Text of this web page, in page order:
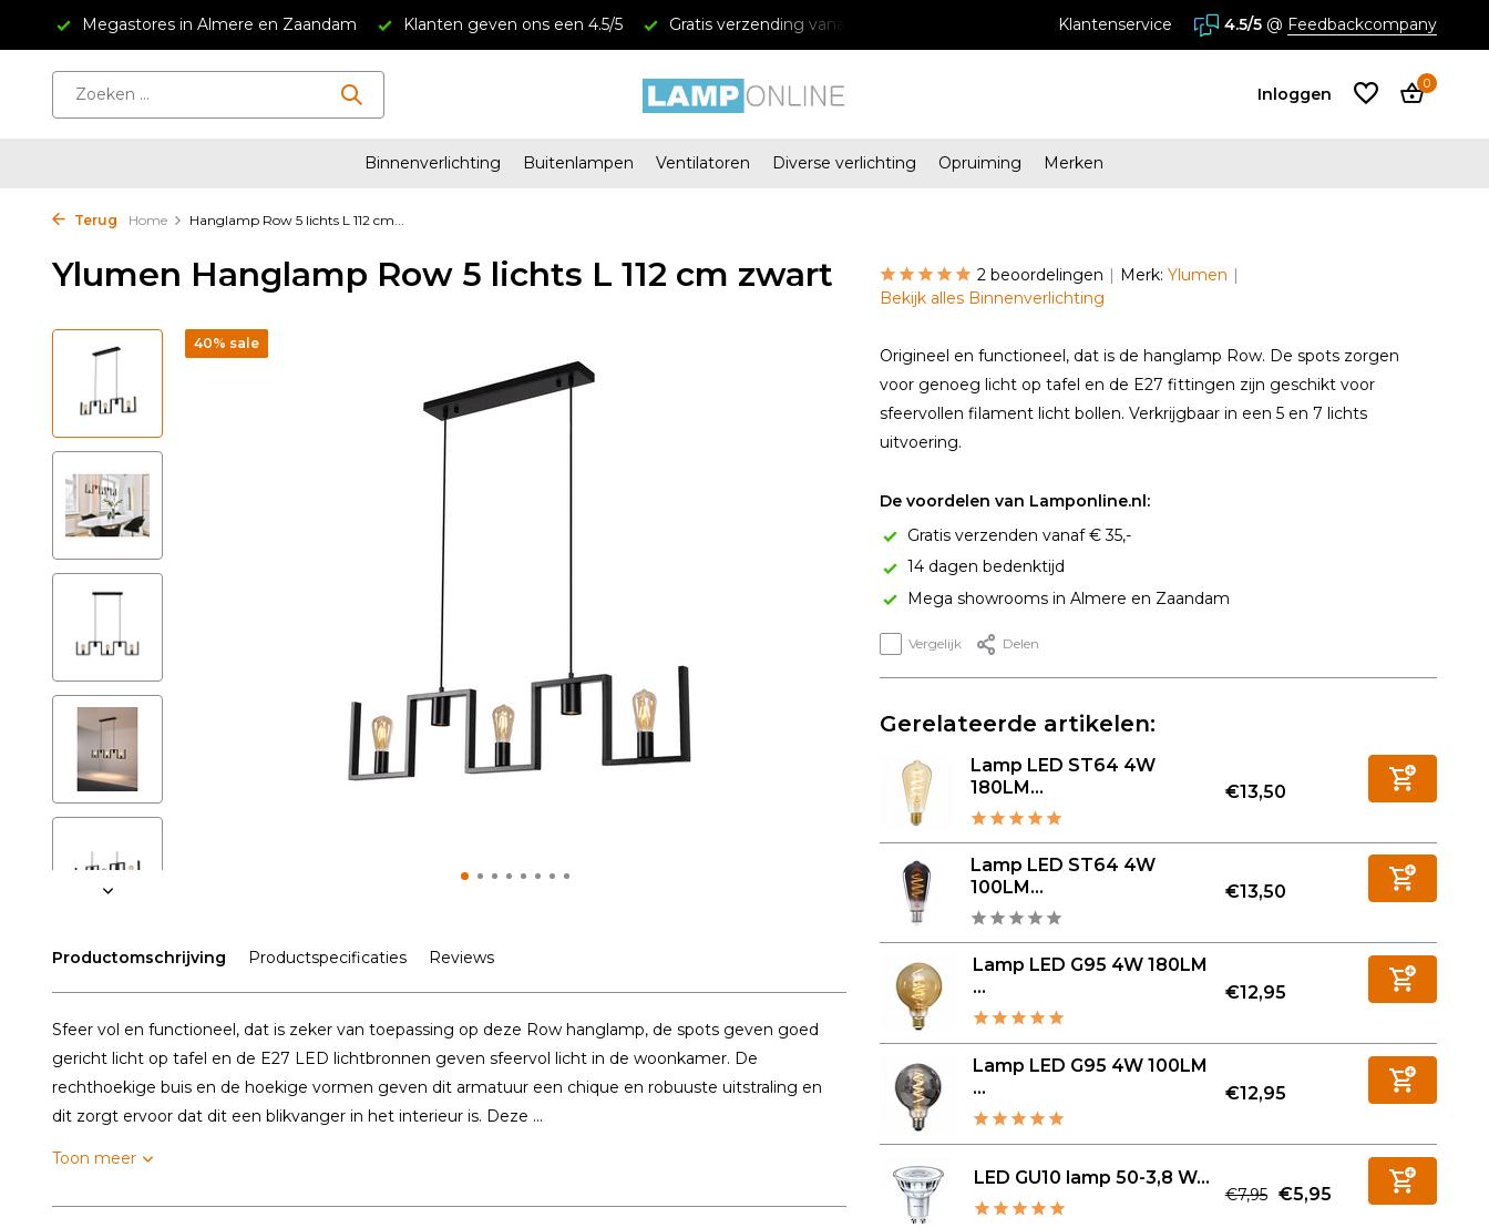
Megastores in Almere en Zaandam Klanten geven ons een 4.5/5 Gratis verzending vanaf € 34,95 Megastores in Almere en Zaandam
Klantenservice 4.5/5 @ Feedbackcompany
Inloggen
Account
0
Binnenverlichting Buitenlampen Ventilatoren Diverse verlichting Opruiming Merken
Terug Home Hanglamp Row 5 lichts L 112 cm...
Ylumen Hanglamp Row 5 lichts L 112 cm zwart
40% sale
Productomschrijving Productspecificaties Reviews
Sfeer vol en functioneel, dat is zeker van toepassing op deze Row hanglamp, de spots geven goed
gericht licht op tafel en de E27 LED lichtbronnen geven sfeervol licht in de woonkamer. De
rechthoekige buis en de hoekige vormen geven dit armatuur een chique en robuuste uitstraling en
dit zorgt ervoor dat dit een blikvanger in het interieur is. Deze ...
Toon meer
2 beoordelingen Merk: Ylumen
Bekijk alles Binnenverlichting
Origineel en functioneel, dat is de hanglamp Row. De spots zorgen
voor genoeg licht op tafel en de E27 fittingen zijn geschikt voor
sfeervollen filament licht bollen. Verkrijgbaar in een 5 en 7 lichts
uitvoering.
De voordelen van Lamponline.nl:
Gratis verzenden vanaf € 35,-
14 dagen bedenktijd
Mega showrooms in Almere en Zaandam
Vergelijk Delen
Gerelateerde artikelen:
Lamp LED ST64 4W
180LM...
€13,50
Lamp LED ST64 4W
100LM...
€13,50
Lamp LED G95 4W 180LM
...
€12,95
Lamp LED G95 4W 100LM
...
€12,95
LED GU10 lamp 50-3,8 W...
€7,95 €5,95